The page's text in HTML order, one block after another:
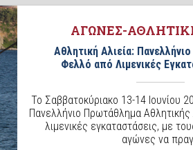
ΑΓΩΝΕΣ-
Αθλητική Αλιεία:
Φελλό από Λιμενικές
Το Σαββατοκύριακο 13-14 Ιουνίου
Πανελλήνιο Πρωτάθλημα
λιμενικές εγκαταστάσεις, με
αγώνες να